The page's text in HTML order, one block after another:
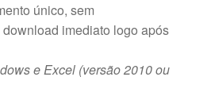
único, sem
imediato logo após
e Excel (versão 2010 ou